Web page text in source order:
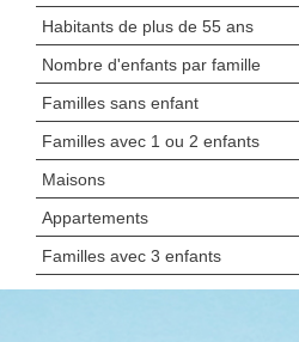
Habitants de plus de 55 ans
Nombre d'enfants par famille
Familles sans enfant
Familles avec 1 ou 2 enfants
Maisons
Appartements
Familles avec 3 enfants